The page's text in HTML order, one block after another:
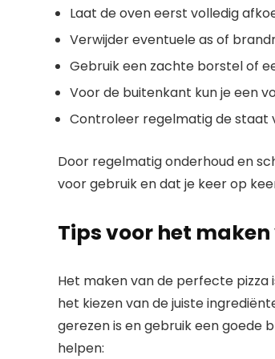
Laat de oven eerst volledig
Verwijder eventuele as of
Gebruik een zachte borstel of
Voor de buitenkant kun je een
Controleer regelmatig de staat
Door regelmatig onderhoud en
voor gebruik en dat je keer op
Tips voor het
Het maken van de perfecte pizza
het kiezen van de juiste
gerezen is en gebruik een goede
helpen: